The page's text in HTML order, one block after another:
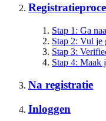
Stap 1: Ga
Stap 2: Vul je
Stap 3:
Stap 4: Maak
Na registratie
Inloggen